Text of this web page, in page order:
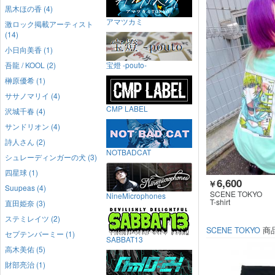
￥6,600
SCENE TOKYO
T-shirt
SCENE TOKYO 商
黒木ほの香 (4)
激ロック掲載アーティスト
(14)
小日向美香 (1)
吾龍 / KOOL (2)
榊原優希 (1)
ササノマリイ (4)
沢城千春 (4)
サンドリオン (4)
詩人さん (2)
シュレーディンガーの犬 (3)
四星球 (1)
Suupeas (4)
直田姫奈 (3)
ステミレイツ (2)
セプテンバーミー (1)
高木美佑 (5)
財部亮治 (1)
アマツカミ
宝燈 -pouto-
CMP LABEL
NOTBADCAT
NineMicrophones
SABBAT13